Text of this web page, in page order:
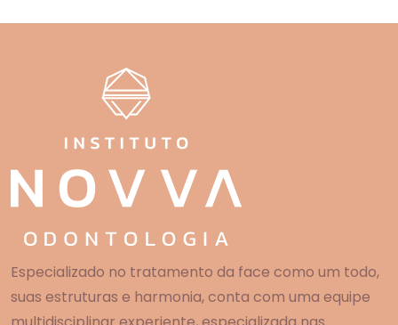
Especializado no tratamento da face como um todo,
suas estruturas e harmonia, conta com uma equipe